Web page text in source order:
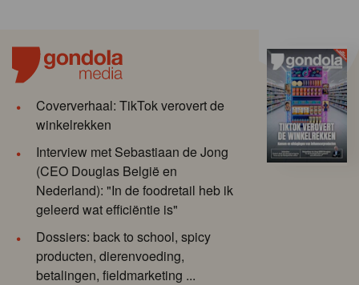
Coververhaal: TikTok verovert de
winkelrekken
Interview met Sebastiaan de Jong
(CEO Douglas België en
Nederland): "In de foodretail heb ik
geleerd wat efficiëntie is"
Dossiers: back to school, spicy
producten, dierenvoeding,
betalingen, fieldmarketing ...